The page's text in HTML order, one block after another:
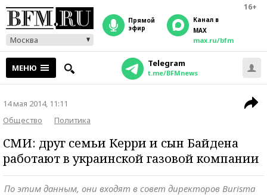
16+
Москва
прямой
эфир
Канал в
MAX
max.ru/bfm
МЕНЮ Telegram
t.me/BFMnews
14 мая 2014, 11:11
Общество
Политика
СМИ: друг семьи Керри и сын Байдена
работают в украинской газовой компании
По этим данным, они входят в совет директоров Burisma